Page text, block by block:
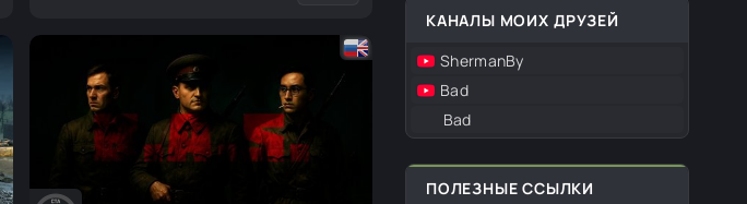
КАНАЛЫ МОИХ ДРУЗЕЙ
ShermanBy
Bad
Bad
ПОЛЕЗНЫЕ ССЫЛКИ